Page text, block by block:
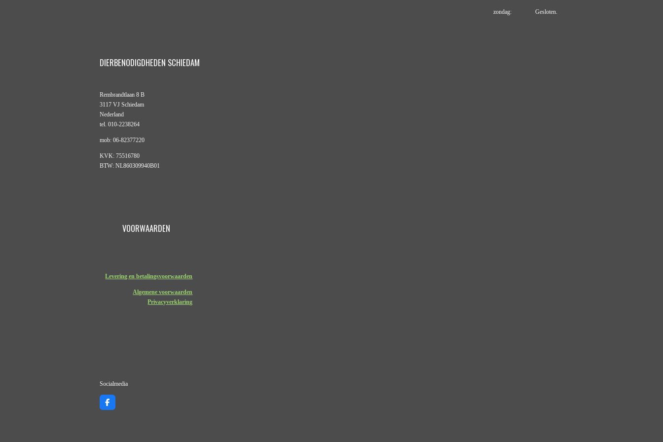
zondag: Gesloten.
DIERBENODIGDHEDEN SCHIEDAM
Rembrandtlaan 8 B
3117 VJ Schiedam
Nederland
tel. 010-2238264
mob: 06-82377220
KVK: 75516780
BTW: NL860309940B01
VOORWAARDEN
Levering en betalingsvoorwaarden
Algemene voorwaarden
Privacyverklaring
Socialmedia
F
a